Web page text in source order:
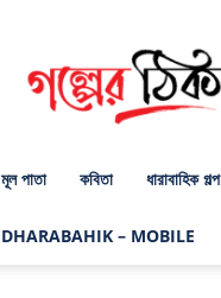
গল্পের
ঠিকানা
ডট
মূল পাতা কবিতা ধারাবাহিক গল্প
DHARABAHIK – MOBILE